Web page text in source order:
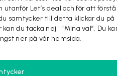
Let’s deal och för att förstå
samtycker till detta klickar du på
du tacka nej i “Mina val”. Du
ner på vår hemsida.